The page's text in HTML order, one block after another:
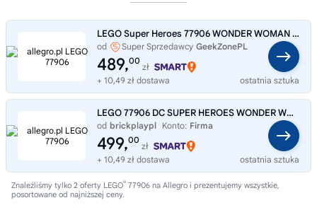
LEGO Super Heroes 77906 WONDER WOMAN DC SDCC San Diego Comic Con
od Super Sprzedawcy GeekZonePL
489,00
zł
+ 10,49 zł dostawa
ostatnia sztuka
LEGO 77906 DC SUPER HEROES WONDER WOMAN UNIKAT
od brickplaypl Konto: Firma
499,00
zł
+ 10,49 zł dostawa
ostatnia sztuka
Znaleźliśmy tylko 2 oferty LEGO® 77906 na Allegro i prezentujemy wszystkie,
posortowane od najniższej ceny.